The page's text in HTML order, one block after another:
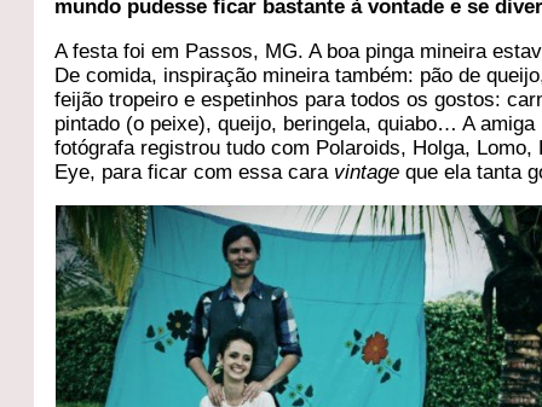
mundo pudesse ficar bastante à vontade e se
A festa foi em Passos, MG. A boa pinga mineira
De comida, inspiração mineira também: pão de
feijão tropeiro e espetinhos para todos os gostos:
pintado (o peixe), queijo, beringela, quiabo… A amiga
fotógrafa registrou tudo com Polaroids, Holga, Lomo,
Eye, para ficar com essa cara vintage que ela tanta